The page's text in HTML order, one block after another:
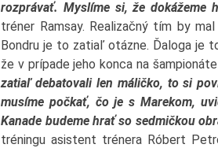
rozprávať. Myslíme si, že dokážeme
tréner Ramsay. Realizačný tím by
Bondru je to zatiaľ otázne. Ďaloga je
že v prípade jeho konca na
zatiaľ debatovali len máličko, to si
musíme počkať, čo je s Marekom,
Kanade budeme hrať so sedmičkou
tréningu asistent trénera Róbert